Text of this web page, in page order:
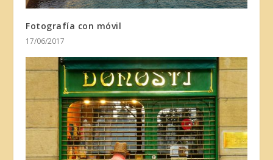
Fotografía con móvil
17/06/2017